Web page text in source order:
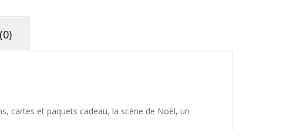
cartes et paquets cadeau, la scène de Noël, un